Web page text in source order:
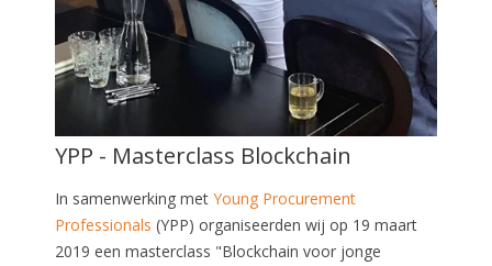
YPP - Masterclass Blockchain
In samenwerking met Young Procurement
Professionals (YPP) organiseerden wij op 19 maart
2019 een masterclass "Blockchain voor jonge